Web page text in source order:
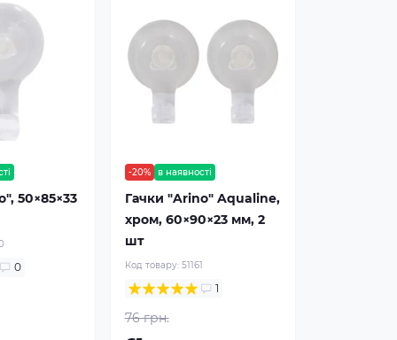
50×85×33
0
-20% в наявності
Гачки "Arino" Aqualine,
хром, 60×90×23 мм, 2
шт
Код товару: 51161
1
76 грн.